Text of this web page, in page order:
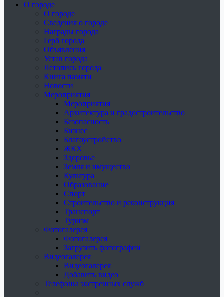
О городе
О городе
Сведения о городе
Награды города
Герб города
Объявления
Устав города
Летопись города
Книга памяти
Новости
Мероприятия
Мероприятия
Архитектура и градостроительство
Безопасность
Бизнес
Благоустройство
ЖКХ
Здоровье
Земля и имущество
Культура
Образование
Спорт
Строительство и реконструкция
Транспорт
Туризм
Фотогалерея
Фотогалерея
Загрузить фотографии
Видеогалерея
Видеогалерея
Добавить видео
Телефоны экстренных служб